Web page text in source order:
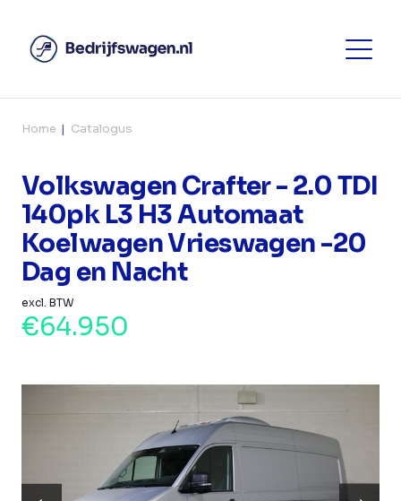
Home Catalogus
Volkswagen Crafter - 2.0 TDI
140pk L3 H3 Automaat
Koelwagen Vrieswagen -20
Dag en Nacht
excl. BTW
€64.950